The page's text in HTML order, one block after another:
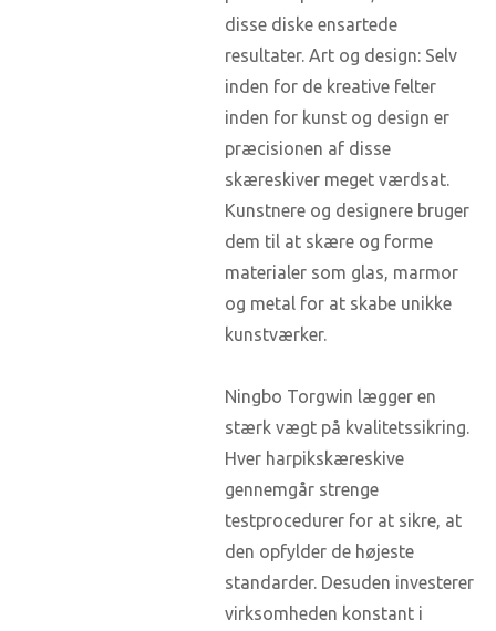
disse diske ensartede
resultater. Art og design: Selv
inden for de kreative felter
inden for kunst og design er
præcisionen af ​​disse
skæreskiver meget værdsat.
Kunstnere og designere bruger
dem til at skære og forme
materialer som glas, marmor
og metal for at skabe unikke
kunstværker.
Ningbo Torgwin lægger en
stærk vægt på kvalitetssikring.
Hver harpikskæreskive
gennemgår strenge
testprocedurer for at sikre, at
den opfylder de højeste
standarder. Desuden investerer
virksomheden konstant i